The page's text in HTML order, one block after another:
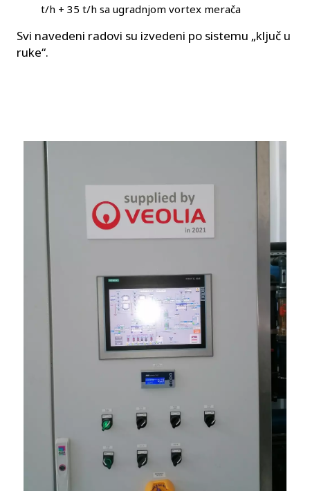
t/h + 35 t/h sa ugradnjom vortex merača
Svi navedeni radovi su izvedeni po sistemu „ključ u
ruke“.